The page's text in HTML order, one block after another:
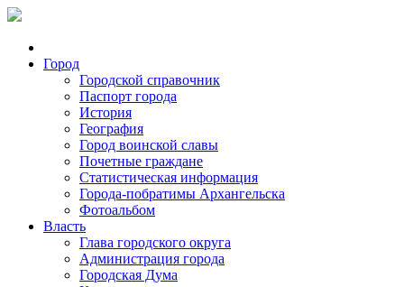
Город
Городской справочник
Паспорт города
История
География
Город воинской славы
Почетные граждане
Статистическая информация
Города-побратимы Архангельска
Фотоальбом
Власть
Глава городского округа
Администрация города
Городская Дума